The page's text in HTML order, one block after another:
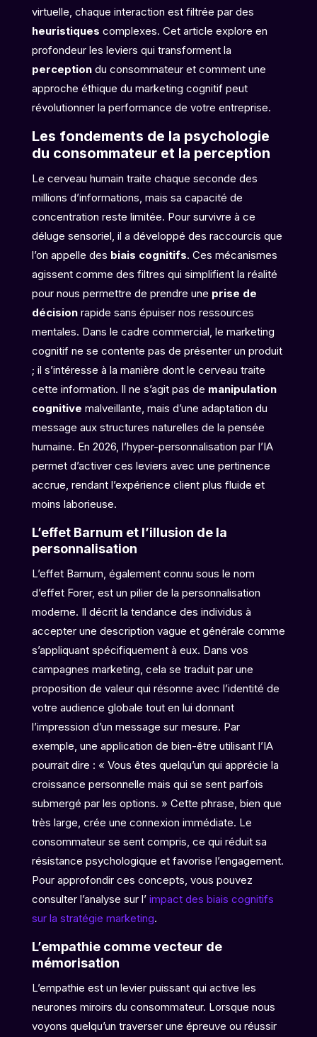
virtuelle, chaque interaction est filtrée par des
heuristiques complexes. Cet article explore en
profondeur les leviers qui transforment la
perceptiondu consommateur et comment une
approche éthique du marketing cognitif peut
révolutionner la performance de votre entreprise.
Les fondements de la psychologie
du consommateur et la perception
Le cerveau humain traite chaque seconde des
millions d’informations, mais sa capacité de
concentration reste limitée. Pour survivre à ce
déluge sensoriel, il a développé des raccourcis que
l’on appelle des biais cognitifs. Ces mécanismes
agissent comme des filtres qui simplifient la réalité
pour nous permettre de prendre une prise de
décisionrapide sans épuiser nos ressources
mentales. Dans le cadre commercial, le marketing
cognitif ne se contente pas de présenter un produit
; il s’intéresse à la manière dont le cerveau traite
cette information. Il ne s’agit pas de manipulation
cognitive malveillante, mais d’une adaptation du
message aux structures naturelles de la pensée
humaine. En 2026, l’hyper-personnalisation par l’IA
permet d’activer ces leviers avec une pertinence
accrue, rendant l’expérience client plus fluide et
moins laborieuse.
L’effet Barnum et l’illusion de la
personnalisation
L’effet Barnum, également connu sous le nom
d’effet Forer, est un pilier de la personnalisation
moderne. Il décrit la tendance des individus à
accepter une description vague et générale comme
s’appliquant spécifiquement à eux. Dans vos
campagnes marketing, cela se traduit par une
proposition de valeur qui résonne avec l’identité de
votre audience globale tout en lui donnant
l’impression d’un message sur mesure. Par
exemple, une application de bien-être utilisant l’IA
pourrait dire : « Vous êtes quelqu’un qui apprécie la
croissance personnelle mais qui se sent parfois
submergé par les options. » Cette phrase, bien que
très large, crée une connexion immédiate. Le
consommateur se sent compris, ce qui réduit sa
résistance psychologique et favorise l’engagement.
Pour approfondir ces concepts, vous pouvez
consulter l’analyse sur l’ impact des biais cognitifs
sur la stratégie marketing.
L’empathie comme vecteur de
mémorisation
L’empathie est un levier puissant qui active les
neurones miroirs du consommateur. Lorsque nous
voyons quelqu’un traverser une épreuve ou réussir